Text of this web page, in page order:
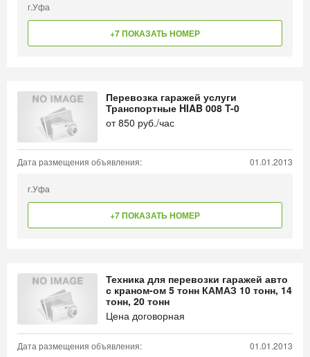
г.Уфа
+7 ПОКАЗАТЬ НОМЕР
Перевозка гаражей услуги
Транспортные HIAB 008 T-0
от850 руб./час
Дата размещения объявления: 01.01.2013
г.Уфа
+7 ПОКАЗАТЬ НОМЕР
Техника для перевозки гаражей авто
с краном-ом 5 тонн КАМАЗ 10 тонн, 14
тонн, 20 тонн
Цена договорная
Дата размещения объявления: 01.01.2013